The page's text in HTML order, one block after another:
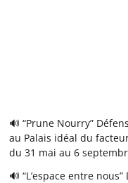
🔊 “Prune Nourry”
au Palais idéal du
du 31 mai au 6
🔊 “L’espace entre